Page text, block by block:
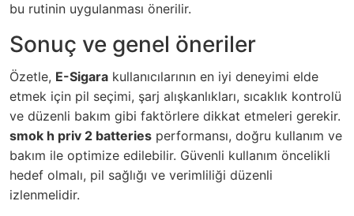
bu rutinin uygulanması önerilir.
Sonuç ve genel öneriler
Özetle, E-Sigara kullanıcılarının en iyi deneyimi elde
etmek için pil seçimi, şarj alışkanlıkları, sıcaklık kontrolü
ve düzenli bakım gibi faktörlere dikkat etmeleri gerekir.
smok h priv 2 batteries performansı, doğru kullanım ve
bakım ile optimize edilebilir. Güvenli kullanım öncelikli
hedef olmalı, pil sağlığı ve verimliliği düzenli
izlenmelidir.